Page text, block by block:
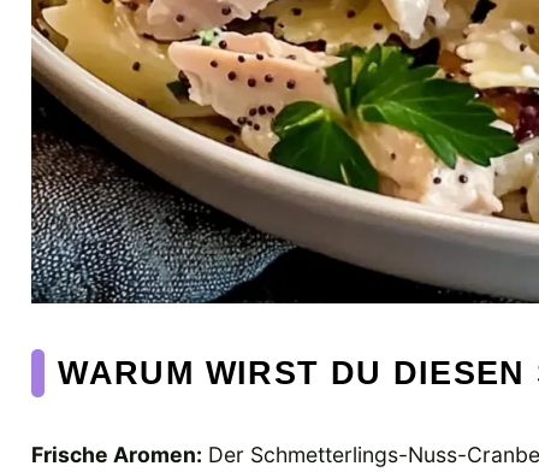
WARUM WIRST DU
Frische Aromen: Der Schmetterlings-Nuss-